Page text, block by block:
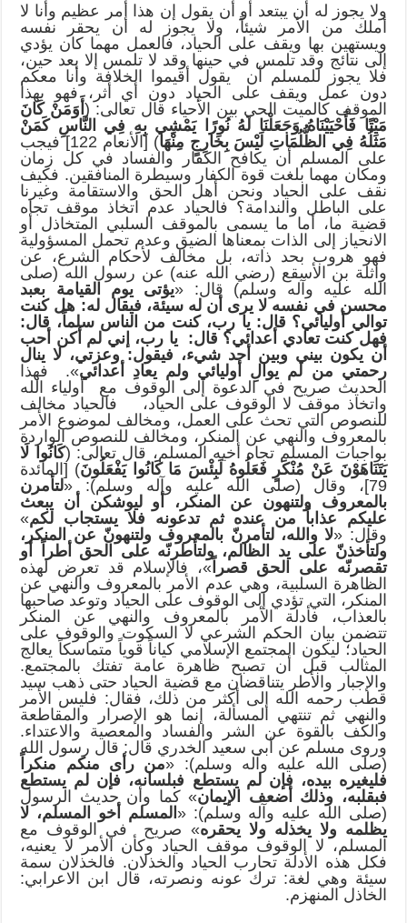
ولا يجوز له أن يبتعد أو أن يقول إن هذا أمر عظيم وأنا لا
أملك من الأمر شيئاً، ولا يجوز له أن يحقر نفسه
ويستهين بها ويقف على الحياد، فالعمل مهما كان يؤدي
إلى نتائج وقد تلمس في حينها وقد لا تلمس إلا بعد حين،
فلا يجوز للمسلم أن يقول أقيموا الخلافة وأنا معكم
دون عمل ويقف على الحياد دون أي أثر، فهو بهذا
الموقف كالميت الحي بين الأحياء قال تعالى: (أَوَمَنْ كَانَ
مَيْتًا فَأَحْيَيْنَاهُ وَجَعَلْنَا لَهُ نُورًا يَمْشِي بِهِ فِي النَّاسِ كَمَنْ
مَثَلُهُ فِي الظُّلُمَاتِ لَيْسَ بِخَارِجٍ مِنْهَا
) [الأنعام 122] فيجب
على المسلم أن يكافح الكفار والفساد في كل زمان
ومكان مهما بلغت قوة الكفار وسيطرة المنافقين. فكيف
نقف على الحياد ونحن أهل الحق والاستقامة وغيرنا
على الباطل والندامة؟ فالحياد عدم اتخاذ موقف تجاه
قضية ما، أما ما يسمى بالموقف السلبي المتخاذل أو
الانحياز إلى الذات بمعناها الضيق وعدم تحمل المسؤولية
فهو هروب بحد ذاته، بل مخالف لأحكام الشرع، عن
واثلة بن الأسقع (رضي الله عنه) عن رسول الله (صلى
الله عليه وآله وسلم) قال: «يؤتى يوم القيامة بعبد
محسن في نفسه لا يرى أن له سيئة، فيقال له: هل كنت
توالي أوليائي؟ قال: يا رب، كنت من الناس سلماً، قال:
فهل كنت تعادي أعدائي؟ قال: يا رب، إني لم أكن أحب
أن يكون بيني وبين أحد شيء، فيقول: وعزتي، لا ينال
رحمتي من لم يوالِ أوليائي ولم يعادِ أعدائي». فهذا
الحديث صريح في الدعوة إلى الوقوف مع أولياء الله
واتخاذ موقف لا الوقوف على الحياد، فالحياد مخالف
للنصوص التي تحث على العمل، ومخالف لموضوع الأمر
بالمعروف والنهي عن المنكر، ومخالف للنصوص الواردة
بواجبات المسلم تجاه أخيه المسلم، قال تعالى: (كَانُوا لَا
يَتَنَاهَوْنَ عَنْ مُنْكَرٍ فَعَلُوهُ لَبِئْسَ مَا كَانُوا يَفْعَلُونَ) [المائدة
79]، وقال (صلى الله عليه وآله وسلم): «
لتأمرن
بالمعروف ولتنهون عن المنكر، أو ليوشكن أن يبعث
عليكم عذاباً من عنده ثم تدعونه فلا يستجاب لكم»
وقال: «لا والله، لتأمرنّ بالمعروف ولتنهونّ عن المنكر،
ولتأخذنّ على يد الظالم، ولتأطرنّه على الحق أطراً أو
تقصرنّه على الحق قصراً »، فالإسلام قد تعرض لهذه
الظاهرة السلبية، وهي عدم الأمر بالمعروف والنهي عن
المنكر، التي تؤدي إلى الوقوف على الحياد وتوعد صاحبها
بالعذاب، فأدلة الأمر بالمعروف والنهي عن المنكر
تتضمن بيان الحكم الشرعي لا السكوت والوقوف على
الحياد؛ ليكون المجتمع الإسلامي كياناً قوياً متماسكاً يعالج
المثالب قبل أن تصبح ظاهرة عامة تفتك بالمجتمع.
والإجبار والأطر يتناقضان مع قضية الحياد حتى ذهب سيد
قطب رحمه الله إلى أكثر من ذلك، فقال: فليس الأمر
والنهي ثم تنتهي المسألة، إنما هو الإصرار والمقاطعة
والكف بالقوة عن الشر والفساد والمعصية والاعتداء.
وروى مسلم عن أبى سعيد الخدري قال: قال رسول الله
(صلى الله عليه وآله وسلم): «من رأى منكم منكراً
فليغيره بيده، فإن لم يستطع فبلسانه، فإن لم يستطع
فبقلبه، وذلك أضعف الإيمان» كما وأن حديث الرسول
(صلى الله عليه وآله وسلم): « المسلم أخو المسلم، لا
يظلمه ولا يخذله ولا يحقره» صريح في الوقوف مع
المسلم، لا الوقوف موقف الحياد وكأن الأمر لا يعنيه،
فكل هذه الأدلة تحارب الحياد والخذلان. فالخذلان سمة
سيئة وهي لغة: ترك عونه ونصرته، قال ابن الاعرابي:
الخاذل المنهزم.